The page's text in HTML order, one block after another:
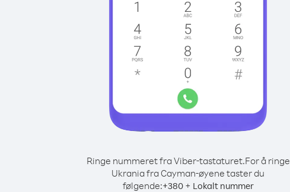
Ringe nummeret fra Viber-tastaturet.For å ringe
Ukrania fra Cayman-øyene taster du
følgende:+380+ Lokalt nummer